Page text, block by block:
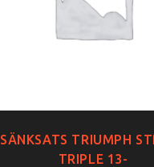
SÄNKSATS TRIUMPH
TRIPLE 13-